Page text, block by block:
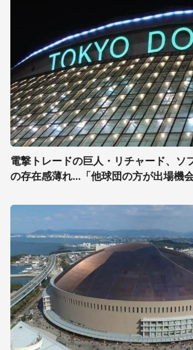
電撃トレードの巨人・リチャード、ソ
の存在感薄れ...「他球団の方が出場機